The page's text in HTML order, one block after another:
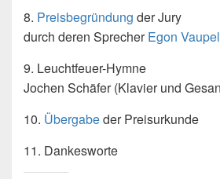
8. Preisbegründung der Jury
durch deren SprecherEgon Vaupel
9. Leuchtfeuer-Hymne
Jochen Schäfer (Klavier und
10. Übergabeder Preisurkunde
11. Dankesworte